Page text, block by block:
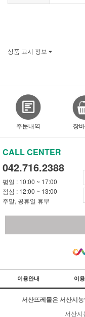
상품 고시 정보
주문내역 장
CALL CENTER
042.716.2388
평일 : 10:00 ~ 17:00
점심 : 12:00 ~ 13:00
주말, 공휴일 휴무
이용안내 이
서산뜨레몰은 서산시
서산시